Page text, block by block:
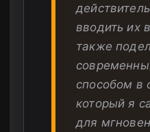
вводить их
также
способом в
который я
для